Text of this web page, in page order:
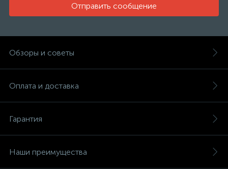
Отправить сообщение
Обзоры и советы
Оплата и доставка
Гарантия
Наши преимущества